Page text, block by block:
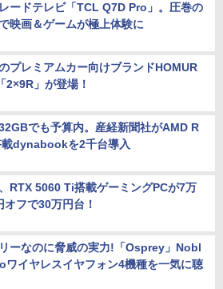
ードテレビ「TCL Q7D Pro」。圧巻の
映画＆ゲームが極上体験に
プレミアムカー向けブランドHOMUR
2×9R」が登場！
でも予算内。産経新聞社がAMD R
dynabookを2千台導入
RTX 5060 Ti搭載ゲーミングPCが7万
オフで30万円台！
ーなのに脅威の実力!「Osprey」Nobl
ワイヤレスイヤフォン4機種を一気に聴